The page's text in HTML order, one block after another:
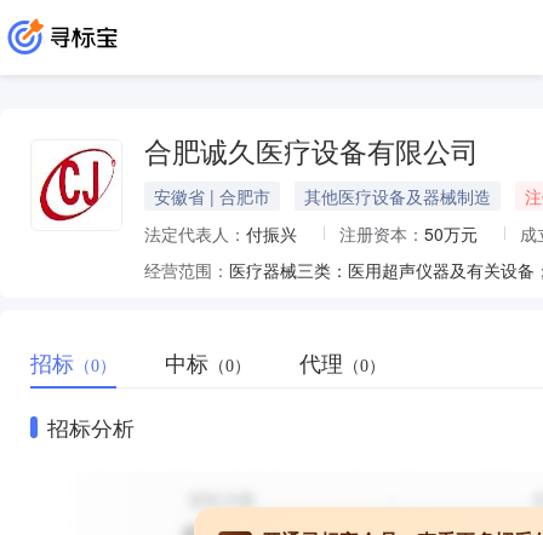
合肥诚久医疗设备有限公司
安徽省 | 合肥市 其他医疗设备及器械制造
法定代表人： 付振兴 注册资本： 50万元
成
经营范围：
招标 （0） 中标 （0） 代理 （0）
招标分析